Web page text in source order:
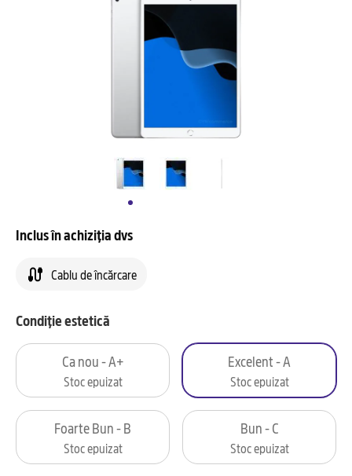
Inclus în achiziția dvs
Cablu de încărcare
Condiție estetică
Ca nou - A+
Stoc epuizat
Excelent - A
Stoc epuizat
Foarte Bun - B
Stoc epuizat
Bun - C
Stoc epuizat